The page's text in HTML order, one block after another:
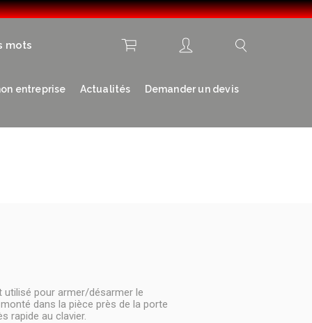
mots
entreprise Actualités Demander un devis
utilisé pour armer/désarmer le
dans la pièce près de la porte
rapide au clavier.